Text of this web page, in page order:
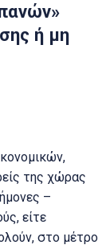
ή μη
της χώρας
–
είτε
στο μέτρο